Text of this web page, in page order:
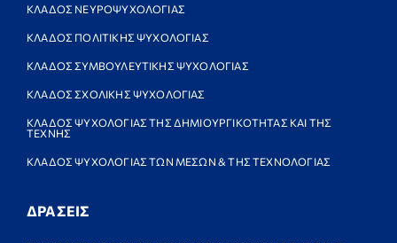
ΚΛΑΔΟΣ ΝΕΥΡΟΨΥΧΟΛΟΓΙΑΣ
ΚΛΑΔΟΣ ΠΟΛΙΤΙΚΗΣ ΨΥΧΟΛΟΓΙΑΣ
ΚΛΑΔΟΣ ΣΥΜΒΟΥΛΕΥΤΙΚΗΣ ΨΥΧΟΛΟΓΙΑΣ
ΚΛΑΔΟΣ ΣΧΟΛΙΚΗΣ ΨΥΧΟΛΟΓΙΑΣ
ΚΛΑΔΟΣ ΨΥΧΟΛΟΓΙΑΣ ΤΗΣ ΔΗΜΙΟΥΡΓΙΚΟΤΗΤΑΣ ΚΑΙ ΤΗΣ
ΤΕΧΝΗΣ
ΚΛΑΔΟΣ ΨΥΧΟΛΟΓΙΑΣ ΤΩΝ ΜΕΣΩΝ & ΤΗΣ ΤΕΧΝΟΛΟΓΙΑΣ
ΔΡΑΣΕΙΣ